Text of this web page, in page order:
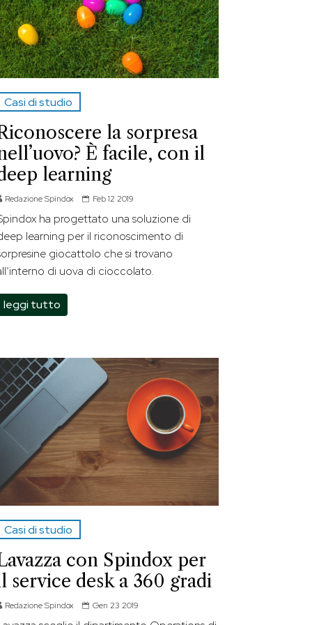
Casi di studio
la sorpresa
È facile, con il
learning
Redazione Spindox Feb 12 2019
ha progettato una soluzione di
learning per il riconoscimento di
giocattolo che si trovano
di uova di cioccolato.
leggi tutto
Casi di studio
con Spindox per
service desk a 360 gradi
Redazione Spindox Gen 23 2019